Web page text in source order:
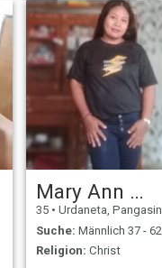
Mary Ann Mindaros
35 • Urdaneta, Pangasinan,
Suche: Männlich 37 - 62
Religion: Christ